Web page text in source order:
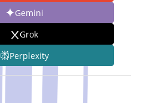
Gemini
Grok
Perplexity